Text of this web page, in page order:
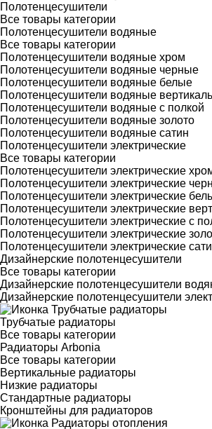
Полотенцесушители
Все товары категории
Полотенцесушители водяные
Все товары категории
Полотенцесушители водяные хром
Полотенцесушители водяные черные
Полотенцесушители водяные белые
Полотенцесушители водяные
Полотенцесушители водяные с полкой
Полотенцесушители водяные золото
Полотенцесушители водяные сатин
Полотенцесушители электрические
Все товары категории
Полотенцесушители электрические
Полотенцесушители электрические
Полотенцесушители электрические
Полотенцесушители электрические
Полотенцесушители электрические с
Полотенцесушители электрические
Полотенцесушители электрические
Дизайнерские полотенцесушители
Все товары категории
Дизайнерские полотенцесушители
Дизайнерские полотенцесушители
Трубчатые радиаторы
Все товары категории
Радиаторы Arbonia
Все товары категории
Вертикальные радиаторы
Низкие радиаторы
Стандартные радиаторы
Кронштейны для радиаторов